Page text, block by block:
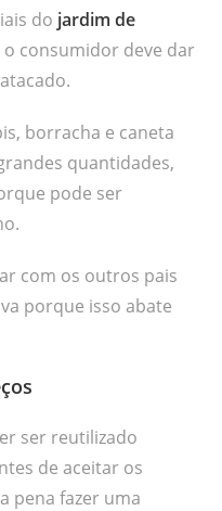
do jardim de
o consumidor deve dar
borracha e caneta
quantidades,
pode ser
com os outros pais
porque isso abate
ser reutilizado
de aceitar os
pena fazer uma